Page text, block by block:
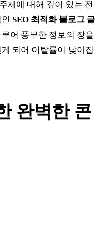
제에 대해 깊이 있는 전
SEO 최적화 블로그 글
어 풍부한 정보의 장을
되어 이탈률이 낮아집
완벽한 콘